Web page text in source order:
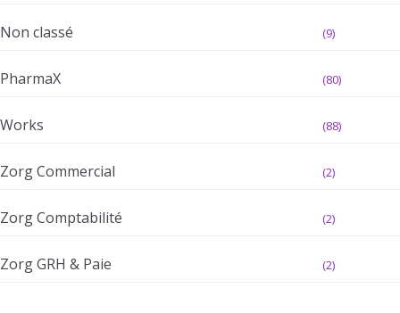
Non classé (9)
PharmaX (80)
Works (88)
Zorg Commercial (2)
Zorg Comptabilité (2)
Zorg GRH & Paie (2)